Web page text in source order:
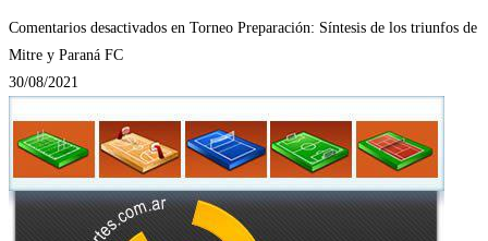
Comentarios desactivados en Torneo Preparación: Síntesis de los triunfos de
Mitre y Paraná FC
30/08/2021